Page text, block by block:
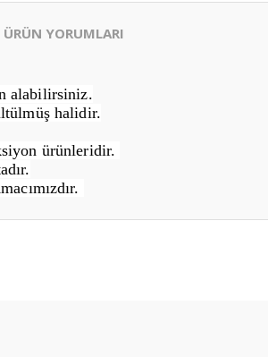
ÜRÜN YORUMLARI
alabilirsiniz.
halidir.
ürünleridir.